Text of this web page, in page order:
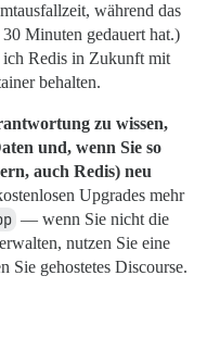
während das
Minuten gedauert hat.)
ich Redis in Zukunft mit
behalten.
zu wissen,
und, wenn Sie so
auch Redis) neu
Upgrades mehr
— wenn Sie nicht die
nutzen Sie eine
Sie gehostetes Discourse.